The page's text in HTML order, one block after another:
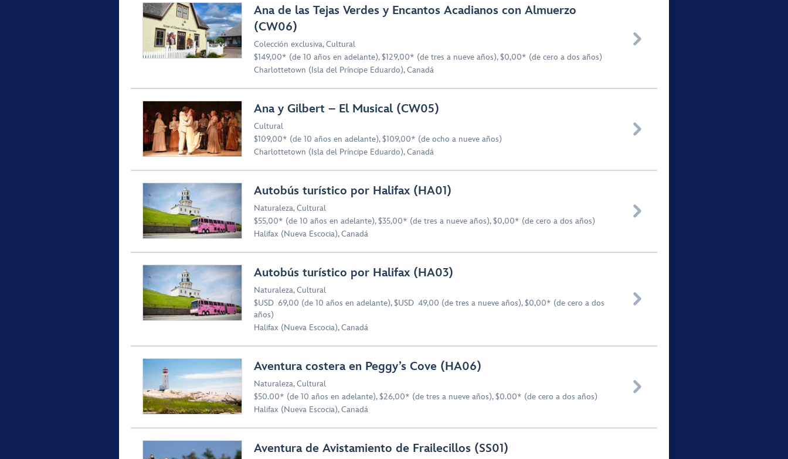
Ana de las Tejas Verdes y Encantos Acadianos con Almuerzo
(CW06)
Colección exclusiva,Cultural
$149,00* (de 10 años en adelante), $129,00* (de tres a nueve años), $0,00* (de cero a dos años)
Charlottetown (Isla del Príncipe Eduardo), Canadá

Ana y Gilbert – El Musical (CW05)
Cultural
$109,00* (de 10 años en adelante), $109,00* (de ocho a nueve años)
Charlottetown (Isla del Príncipe Eduardo), Canadá

Autobús turístico por Halifax (HA01)
Naturaleza,Cultural
$55,00* (de 10 años en adelante), $35,00* (de tres a nueve años), $0,00* (de cero a dos años)
Halifax (Nueva Escocia), Canadá

Autobús turístico por Halifax (HA03)
Naturaleza,Cultural
$USD 69,00 (de 10 años en adelante), $USD 49,00 (de tres a nueve años), $0,00* (de cero a dos
años)
Halifax (Nueva Escocia), Canadá

Aventura costera en Peggy’s Cove (HA06)
Naturaleza,Cultural
$50.00* (de 10 años en adelante), $26,00* (de tres a nueve años), $0.00* (de cero a dos años)
Halifax (Nueva Escocia), Canadá

Aventura de Avistamiento de Frailecillos (SS01)